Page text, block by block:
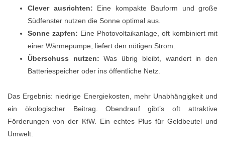
Clever ausrichten: Eine kompakte Bauform und große
Südfenster nutzen die Sonne optimal aus.
Sonne zapfen: Eine Photovoltaikanlage, oft kombiniert mit
einer Wärmepumpe, liefert den nötigen Strom.
Überschuss nutzen: Was übrig bleibt, wandert in den
Batteriespeicher oder ins öffentliche Netz.
Das Ergebnis: niedrige Energiekosten, mehr Unabhängigkeit und
ein ökologischer Beitrag. Obendrauf gibt’s oft attraktive
Förderungen von der KfW. Ein echtes Plus für Geldbeutel und
Umwelt.